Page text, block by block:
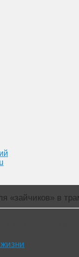
«зайчиков» в